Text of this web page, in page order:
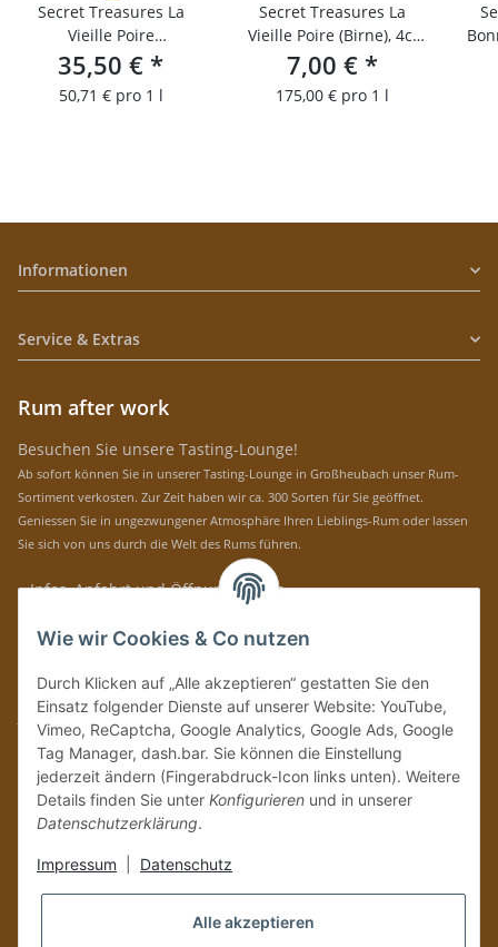
Secret Treasures La
Vieille Poire
(Birnenbrand)
35,50 € *
50,71 € pro 1 l
Secret Treasures La
Vieille Poire (Birne), 4cl
Probierfläschchen
7,00 € *
175,00 € pro 1 l
Informationen
Service & Extras
Rum after work
Besuchen Sie unsere Tasting-Lounge!
Ab sofort können Sie in unserer Tasting-Lounge in Großheubach unser Rum-
Sortiment verkosten. Zur Zeit haben wir ca. 300 Sorten für Sie geöffnet.
Geniessen Sie in ungezwungener Atmosphäre Ihren Lieblings-Rum oder lassen
Sie sich von uns durch die Welt des Rums führen.
» Infos, Anfahrt und Öffnungszeiten
Immer auf dem Laufenden mit unseren aktuellen Rum-News!
Bitte senden Sie mir entsprechend IhrerDatenschutzerklärung
regelmäßig und
jederzeit widerruflich Informationen zu Ihrem Produktsortiment per E-Mail zu.
Vertrag widerrufen
Wie wir Cookies & Co nutzen
Durch Klicken auf „Alle akzeptieren“ gestatten Sie den
Einsatz folgender Dienste auf unserer Website: YouTube,
Vimeo, ReCaptcha, Google Analytics, Google Ads, Google
Tag Manager, dash.bar. Sie können die Einstellung
jederzeit ändern (Fingerabdruck-Icon links unten). Weitere
Details finden Sie unter Konfigurieren und in unserer
Datenschutzerklärung.
Impressum Datenschutz
Alle akzeptieren